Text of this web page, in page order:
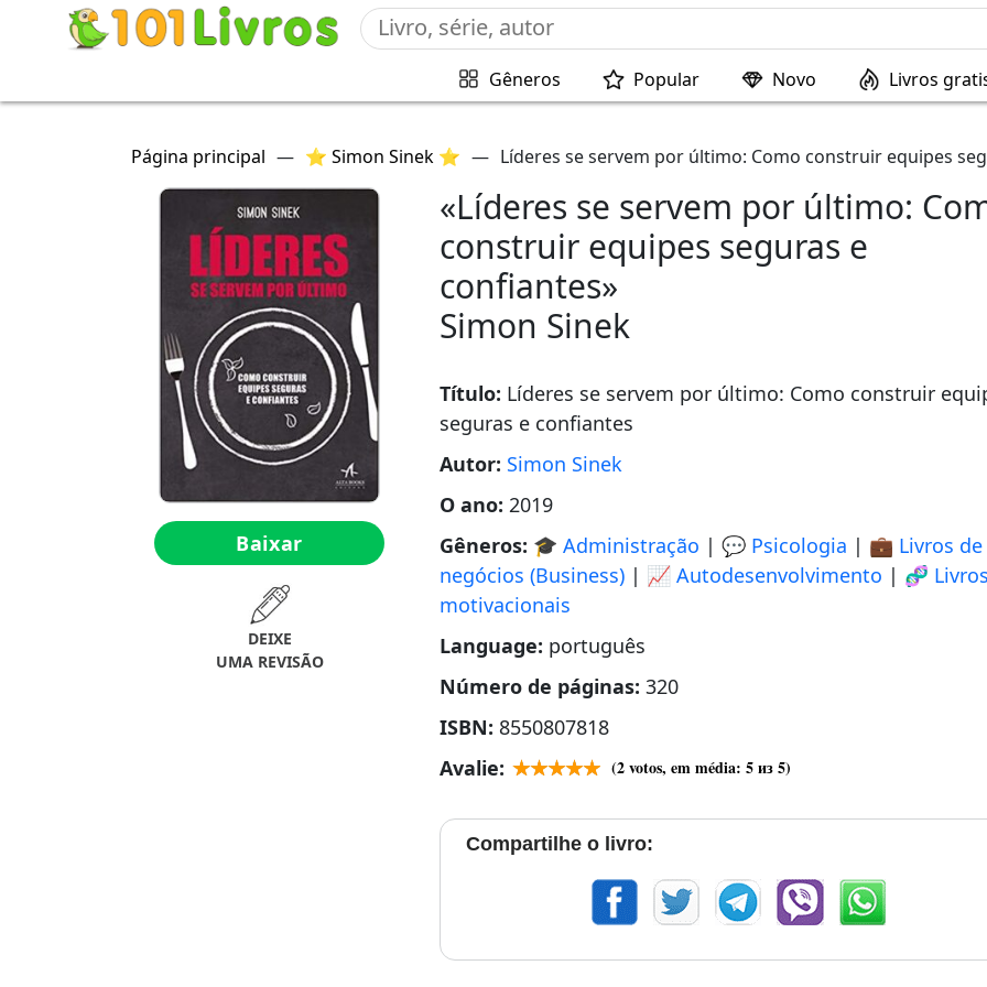
Gêneros Popular Novo Livros
Página principal — ⭐ Simon Sinek ⭐ — Líderes se servem por último: Como construir equipes
Baixar
DEIXE
UMA REVISÃO
«Líderes se servem por último:
construir equipes seguras e
confiantes»
Simon Sinek
Título: Líderes se servem por último: Como construir
seguras e confiantes
Autor: Simon Sinek
O ano: 2019
Gêneros: 🎓 Administração | 💬 Psicologia | 💼 Livros de
negócios (Business) | 📈 Autodesenvolvimento | 🧬
motivacionais
Language: português
Número de páginas: 320
ISBN: 8550807818
Avalie:
(2votos, em média: 5из 5)
Compartilhe o livro: